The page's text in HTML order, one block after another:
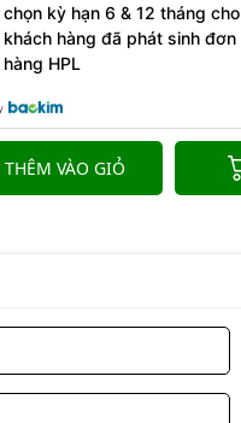
chọn kỳ hạn 6 & 12 tháng cho
khách hàng đã phát sinh đơn
hàng HPL
THÊM VÀO GIỎ